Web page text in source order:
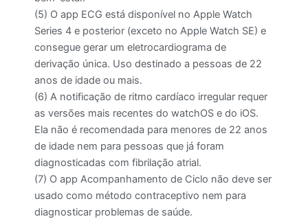
(5) O app ECG está disponível no Apple Watch
Series 4 e posterior (exceto no Apple Watch SE) e
consegue gerar um eletrocardiograma de
derivação única. Uso destinado a pessoas de 22
anos de idade ou mais.
(6) A notificação de ritmo cardíaco irregular requer
as versões mais recentes do watchOS e do iOS.
Ela não é recomendada para menores de 22 anos
de idade nem para pessoas que já foram
diagnosticadas com fibrilação atrial.
(7) O app Acompanhamento de Ciclo não deve ser
usado como método contraceptivo nem para
diagnosticar problemas de saúde.